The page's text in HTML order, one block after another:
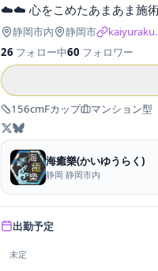
☁️☁️ 心をこめたあまあま施
静岡市内 静岡市
26 フォロー中60 フォロワー
156cmFカップ マンション型
海癒樂(かいゆうらく)
静岡 静岡市内
出勤予定
未定